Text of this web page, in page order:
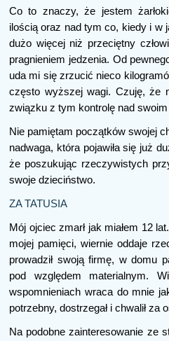
Co to znaczy, że jestem
ilością oraz nad tym co, kiedy i w
dużo więcej niż przeciętny
pragnieniem jedzenia. Od
uda mi się zrzucić nieco
często wyższej wagi. Czuję, że
związku z tym kontrolę nad
Nie pamiętam początków swojej
nadwaga, która pojawiła się już
że poszukując rzeczywistych
swoje dzieciństwo.
ZA TATUSIA
Mój ojciec zmarł jak miałem 12
mojej pamięci, wiernie oddaje
prowadził swoją firmę, w domu
pod względem materialnym.
wspomnieniach wraca do mnie
potrzebny, dostrzegał i chwalił za
Na podobne zainteresowanie ze